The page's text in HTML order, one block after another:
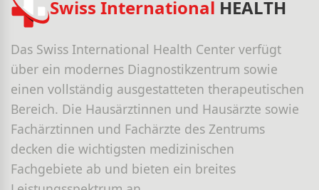
Swiss International HEALTH
Das Swiss International Health Center verfügt
über ein modernes Diagnostikzentrum sowie
einen vollständig ausgestatteten therapeutischen
Bereich. Die Hausärztinnen und Hausärzte sowie
Fachärztinnen und Fachärzte des Zentrums
decken die wichtigsten medizinischen
Fachgebiete ab und bieten ein breites